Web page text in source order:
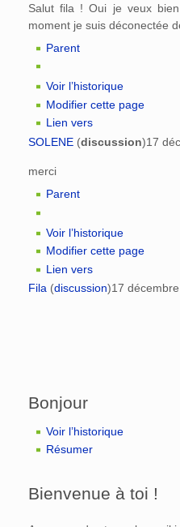
Salut fila ! Oui je veux
moment je suis déconectée
Parent
Voir l’historique
Modifier cette page
Lien vers
SOLENE (discussion)17
merci
Parent
Voir l’historique
Modifier cette page
Lien vers
Fila (discussion)17
Bonjour
Voir l’historique
Résumer
Bienvenue à toi !